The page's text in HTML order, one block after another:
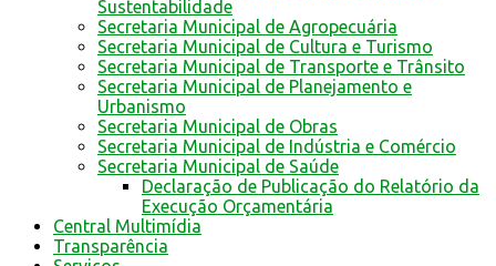
Sustentabilidade
Secretaria Municipal de Agropecuária
Secretaria Municipal de Cultura e Turismo
Secretaria Municipal de Transporte e Trânsito
Secretaria Municipal de Planejamento e
Urbanismo
Secretaria Municipal de Obras
Secretaria Municipal de Indústria e Comércio
Secretaria Municipal de Saúde
Declaração de Publicação do Relatório da
Execução Orçamentária
Central Multimídia
Transparência